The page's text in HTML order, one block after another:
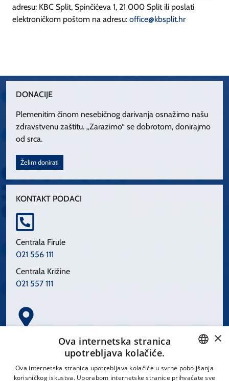
adresu: KBC Split, Spinčićeva 1, 21 000 Split ili poslati
elektroničkom poštom na adresu: office@kbsplit.hr
DONACIJE
Plemenitim činom nesebičnog darivanja osnažimo našu
zdravstvenu zaštitu. „Zarazimo“ se dobrotom, donirajmo
od srca.
Želim donirati
KONTAKT PODACI
Centrala Firule
021 556 111
Centrala Križine
021 557 111
Spinčićeva 1, 21000 Split
CROATIAN
×
Ova internetska stranica
upotrebljava kolačiće.
Ova internetska stranica upotrebljava kolačiće u svrhe poboljšanja
korisničkog iskustva. Uporabom internetske stranice prihvaćate sve